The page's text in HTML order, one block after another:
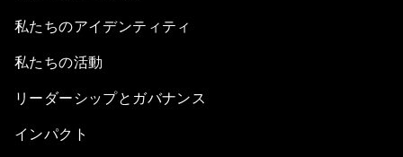
私たちのアイデンティティ
私たちの活動
リーダーシップとガバナンス
インパクト